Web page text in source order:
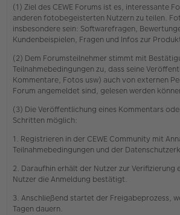
(1) Ziel des CEWE Forums ist es, interessante
anderen fotobegeisterten Nutzern zu teilen.
insbesondere sein: Softwarefragen,
Kundenbeispielen, Fragen und Infos zur
(2) Dem Forumsteilnehmer stimmt mit
Teilnahmebedingungen zu, dass seine
Kommentare, Fotos usw) auch von externen
Forum angemeldet sind, gelesen werden
(3) Die Veröffentlichung eines Kommentars
Schritten möglich:
1. Registrieren in der CEWE Community mit
Teilnahmebedingungen und der
2. Daraufhin erhält der Nutzer zur Verifizierung
Nutzer die Anmeldung bestätigt.
3. Anschließend startet der Freigabeprozess,
Tagen dauern.